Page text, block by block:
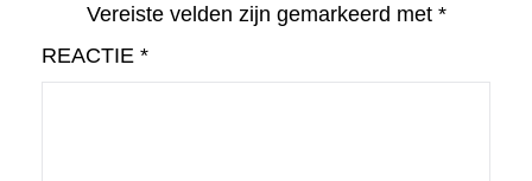
Vereiste velden zijn gemarkeerd met *
REACTIE *